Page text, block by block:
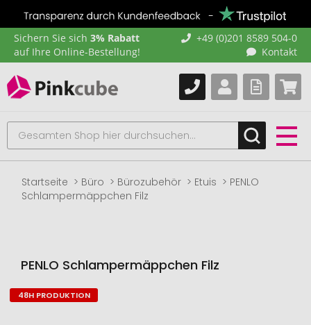
Sichern Sie sich 3% Rabatt
auf Ihre Online-Bestellung!
+49 (0)201 8589 504-0
Kontakt
Startseite Büro Bürozubehör Etuis
PENLO
Schlampermäppchen Filz
PENLO Schlampermäppchen Filz
Zum
48H PRODUKTION